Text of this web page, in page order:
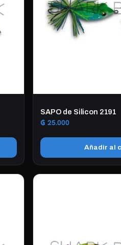
SAPO de Silicon 2191
₲ 25.000
Añadir al